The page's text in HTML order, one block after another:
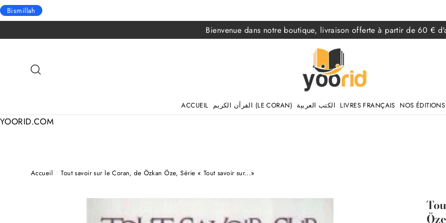
Bismillah
au
Bienvenue dans notre boutique, livraison offerte à partir de 60 €
ACCUEIL القرآن الكريم (LE CORAN) الكتب العربية LIVRES FRANÇAIS NOS ÉDITIONS
YOORID.COM
Accueil / Tout savoir sur le Coran, de Özkan Öze, Série « Tout savoir sur...»